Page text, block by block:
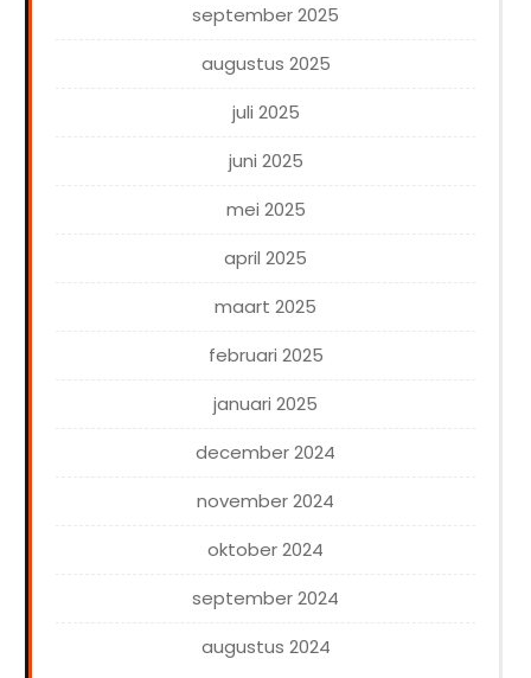
september 2025
augustus 2025
juli 2025
juni 2025
mei 2025
april 2025
maart 2025
februari 2025
januari 2025
december 2024
november 2024
oktober 2024
september 2024
augustus 2024